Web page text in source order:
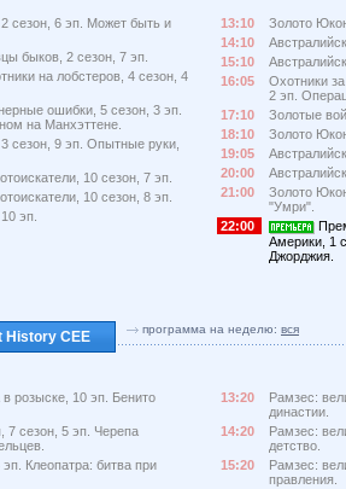
сезон, 6 эп. Может быть и
быков, 2 сезон, 7 эп.
на лобстеров, 4 сезон, 4
ошибки, 5 сезон, 3 эп.
на Манхэттене.
сезон, 9 эп. Опытные руки,
10 сезон, 7 эп.
10 сезон, 8 эп.
эп.
13:10
Золото
14:10
15:10
16:05
Охотники
2 эп.
17:10
Золотые
18:10
Золото
19:05
20:00
21:00
Золото
"Умри".
22:00
Америки, 1
Джорджия.
History CEE программа на неделю: вся
в розыске, 10 эп. Бенито
7 сезон, 5 эп. Черепа
Клеопатра: битва при
13:20
Рамзес:
династии.
14:20
Рамзес:
детство.
15:20
Рамзес:
правления.